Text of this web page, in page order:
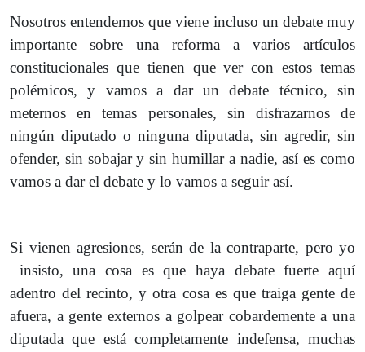
Nosotros entendemos que viene incluso un debate muy
importante sobre una reforma a varios artículos
constitucionales que tienen que ver con estos temas
polémicos, y vamos a dar un debate técnico, sin
meternos en temas personales, sin disfrazarnos de
ningún diputado o ninguna diputada, sin agredir, sin
ofender, sin sobajar y sin humillar a nadie, así es como
vamos a dar el debate y lo vamos a seguir así.
Si vienen agresiones, serán de la contraparte, pero yo
insisto, una cosa es que haya debate fuerte aquí
adentro del recinto, y otra cosa es que traiga gente de
afuera, a gente externos a golpear cobardemente a una
diputada que está completamente indefensa, muchas